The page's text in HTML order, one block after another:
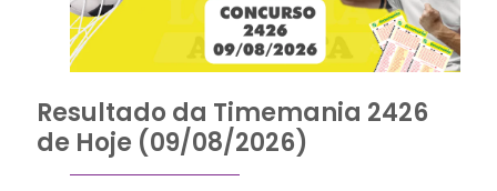
Resultado da Timemania 2426
de Hoje (09/08/2026)